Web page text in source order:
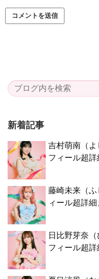
新着記事
吉村萌南（よ
フィール超詳
藤崎未来（
ィール超詳細
日比野芽奈
フィール超詳